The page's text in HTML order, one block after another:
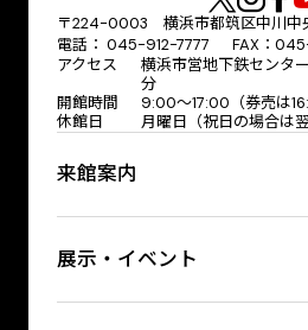
〒224-0003 横浜市都筑区中川中
電話： 045-912-7777 FAX：
アクセス
横浜市営地下鉄センタ
分
開館時間
9:00〜17:00（券売は
休館日
月曜日（祝日の場合は
来館案内
展示・イベント